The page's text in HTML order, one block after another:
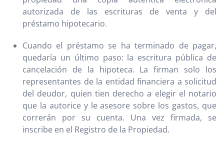
autorizada de las escrituras de venta y del
préstamo hipotecario.
Cuando el préstamo se ha terminado de pagar,
quedaría un último paso: la escritura pública de
cancelación de la hipoteca. La firman solo los
representantes de la entidad financiera a solicitud
del deudor, quien tien derecho a elegir el notario
que la autorice y le asesore sobre los gastos, que
correrán por su cuenta. Una vez firmada, se
inscribe en el Registro de la Propiedad.